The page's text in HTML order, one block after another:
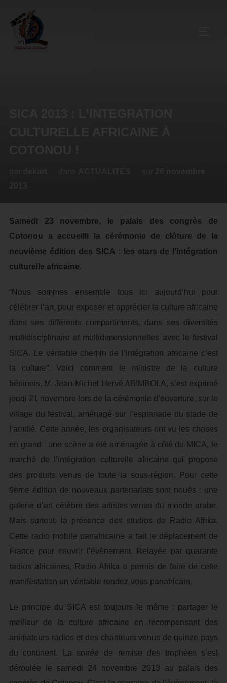
Samedi 23 novembre, le palais des congrès de
Cotonou a accueilli la cérémonie de clôture de la
neuvième édition des SICA : les stars de l’intégration
culturelle africaine.
“Nous sommes ensemble tous ici aujourd’hui pour
célébrer l’art, pour exposer et apprécier la culture africaine
dans ses différents compartiments, dans ses diversités
multidisciplinaire et multidimensionnelles avec le festival
SICA. Le véritable chemin de l’intégration africaine c’est
la culture”. Voici comment le ministre de la culture
béninois, M. Jean-Michel Hervé ABIMBOLA, s’est exprimé
jeudi 21 novembre lors de la cérémonie d’ouverture, sur le
village du festival, aménagé sur l’esplanade du stade de
l’amitié. Cette année, les organisateurs ont vu les choses
en grand : une scène a été aménagée à côté du MICA, le
marché de l’intégration culturelle africaine qui propose
des produits venus de toute la sous-région. Pour cette
9ème édition de nouveaux partenariats sont noués : une
galerie d’art célèbre des artistes venus du monde arabe.
Mais surtout, la présence des studios de Radio Afrika.
Cette radio mobile panafricaine a fait le déplacement de
France pour couvrir l’évènement. Relayée par quarante
radios africaines, Radio Afrika a permis de faire de cette
manifestation un véritable rendez-vous panafricain.
Le principe du SICA est toujours le même : partager le
meilleur de la culture africaine en récompensant des
animateurs radios et des chanteurs venus de quinze pays
du continent. La soirée de remise des trophées s’est
déroulée le samedi 24 novembre 2013 au palais des